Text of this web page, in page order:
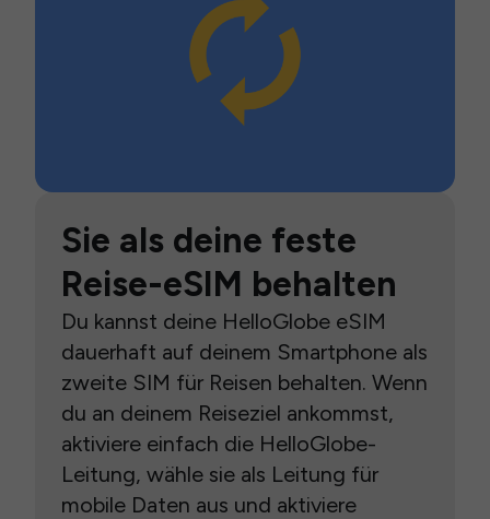
Sie als deine feste
Reise-eSIM behalten
Du kannst deine HelloGlobe eSIM
dauerhaft auf deinem Smartphone als
zweite SIM für Reisen behalten. Wenn
du an deinem Reiseziel ankommst,
aktiviere einfach die HelloGlobe-
Leitung, wähle sie als Leitung für
mobile Daten aus und aktiviere